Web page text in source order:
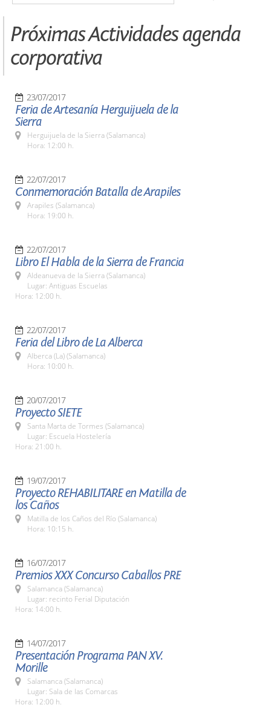
Próximas Actividades agenda
corporativa
23/07/2017
Feria de Artesanía Herguijuela de la
Sierra
Herguijuela de la Sierra (Salamanca)
Hora: 12:00 h.
22/07/2017
Conmemoración Batalla de Arapiles
Arapiles (Salamanca)
Hora: 19:00 h.
22/07/2017
Libro El Habla de la Sierra de Francia
Aldeanueva de la Sierra (Salamanca)
Lugar: Antiguas Escuelas
Hora: 12:00 h.
22/07/2017
Feria del Libro de La Alberca
Alberca (La) (Salamanca)
Hora: 10:00 h.
20/07/2017
Proyecto SIETE
Santa Marta de Tormes (Salamanca)
Lugar: Escuela Hostelería
Hora: 21:00 h.
19/07/2017
Proyecto REHABILITARE en Matilla de
los Caños
Matilla de los Caños del Río (Salamanca)
Hora: 10:15 h.
16/07/2017
Premios XXX Concurso Caballos PRE
Salamanca (Salamanca)
Lugar: recinto Ferial Diputación
Hora: 14:00 h.
14/07/2017
Presentación Programa PAN XV.
Morille
Salamanca (Salamanca)
Lugar: Sala de las Comarcas
Hora: 12:00 h.